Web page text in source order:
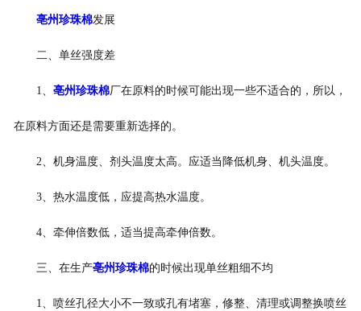
亳州珍珠棉发展
二、单丝强度差
1、 亳州珍珠棉厂在原料的时候可能出现一些不适合的，所以，
在原料方面还是需要重新选择的。
2、机身温度、剂头温度太高。应适当降低机身、机头温度。
3、热水温度低，应提高热水温度。
4、牵伸倍数低，适当提高牵伸倍数。
三、在生产亳州珍珠棉的时候出现单丝粗细不均
1、喷丝孔径大小不一致或孔有堵塞，修整、清理或调整换喷丝